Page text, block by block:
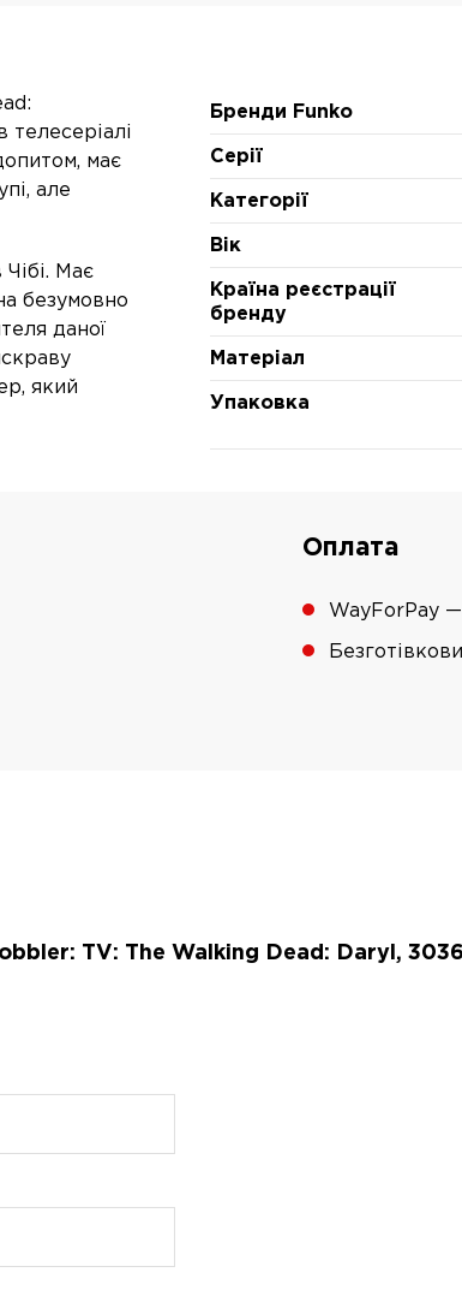
має
але
Має
безумовно
даної
який
Бренди Funko
Серії
Категорії
Вік
Країна реєстрації
бренду
Матеріал
Упаковка
Оплата
WayForPay
TV: The Walking Dead: Daryl,